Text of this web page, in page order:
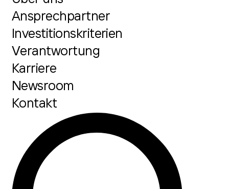
Ansprechpartner
Investitionskriterien
Verantwortung
Karriere
Newsroom
Kontakt